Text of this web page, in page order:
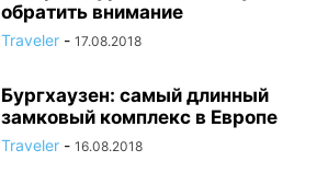
обратить внимание
Traveler - 17.08.2018
Бургхаузен: самый длинный
замковый комплекс в Европе
Traveler - 16.08.2018